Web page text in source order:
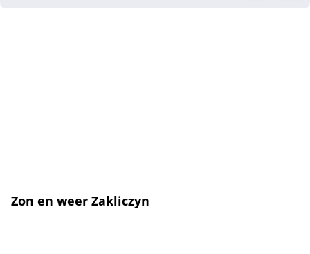
Zon en weer Zakliczyn